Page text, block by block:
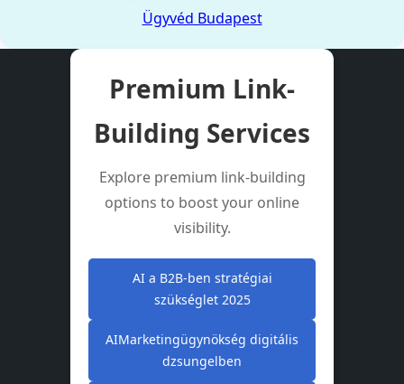
Ügyvéd Budapest
Premium Link-
Building Services
Explore premium link-building
options to boost your online
visibility.
AI a B2B-ben stratégiai
szükséglet 2025
AIMarketingügynökség digitális
dzsungelben